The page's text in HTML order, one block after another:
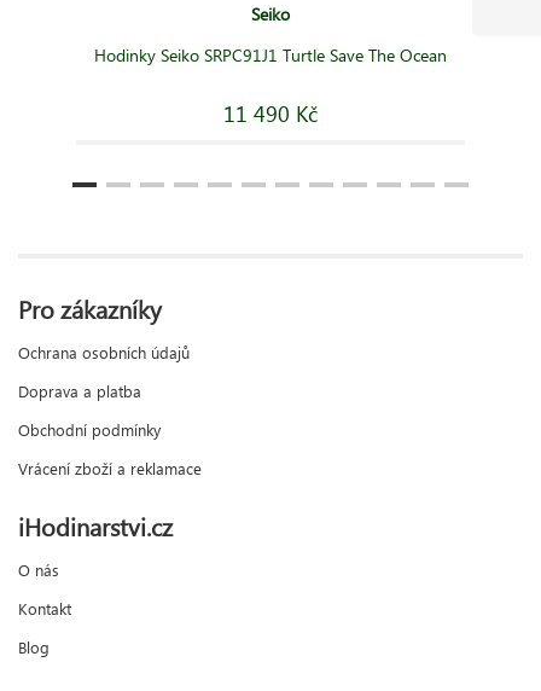
Seiko
Hodinky Seiko SRPC91J1 Turtle Save The Ocean
11 490 Kč
Pro zákazníky
Ochrana osobních údajů
Doprava a platba
Obchodní podmínky
Vrácení zboží a reklamace
iHodinarstvi.cz
O nás
Kontakt
Blog